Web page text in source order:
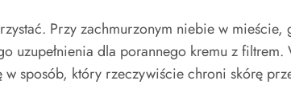
Przy zachmurzonym niebie w mieście,
uzupełnienia dla porannego kremu z
sposób, który rzeczywiście chroni skórę